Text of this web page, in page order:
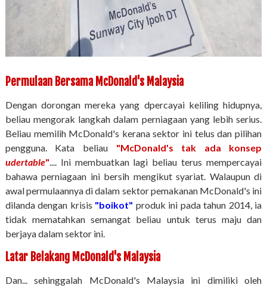
Permulaan Bersama McDonald's Malaysia
Dengan dorongan mereka yang dpercayai keliling hidupnya,
beliau mengorak langkah dalam perniagaan yang lebih serius.
Beliau memilih McDonald's kerana sektor ini telus dan pilihan
pengguna. Kata beliau "McDonald's tak ada konsep
udertable".... Ini membuatkan lagi beliau terus mempercayai
bahawa perniagaan ini bersih mengikut syariat. Walaupun di
awal permulaannya di dalam sektor pemakanan McDonald's ini
dilanda dengan krisis "boikot" produk ini pada tahun 2014, ia
tidak mematahkan semangat beliau untuk terus maju dan
berjaya dalam sektor ini.
Latar Belakang McDonald's Malaysia
Dan... sehinggalah McDonald's Malaysia ini dimiliki oleh